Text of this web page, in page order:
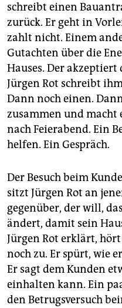
schreibt einen
zurück. Er geht in
zahlt nicht. Einem
Gutachten über die
Hauses. Der
Jürgen Rot schreibt
Dann noch einen.
zusammen und
nach Feierabend. Ein
helfen. Ein Gespräch.
Der Besuch beim
sitzt Jürgen Rot an
gegenüber, der will,
ändert, damit sein
Jürgen Rot erklärt,
noch zu. Er spürt, wie
Er sagt dem Kunden
einhalten kann. Ein
den Betrugsversuch